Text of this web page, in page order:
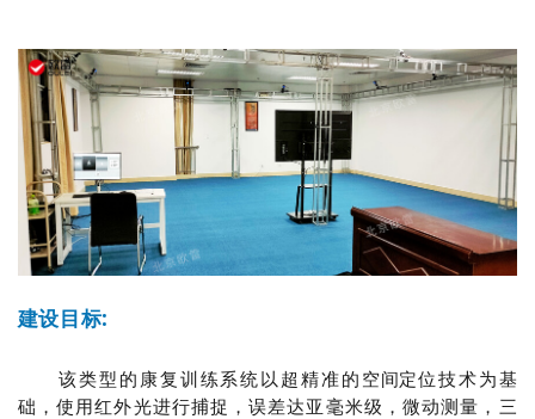
建设目标:
该类型的康复训练系统以超精准的 空间定位技术为基
础，使用红外光进行捕捉，误差达亚毫米级，微动测量，三